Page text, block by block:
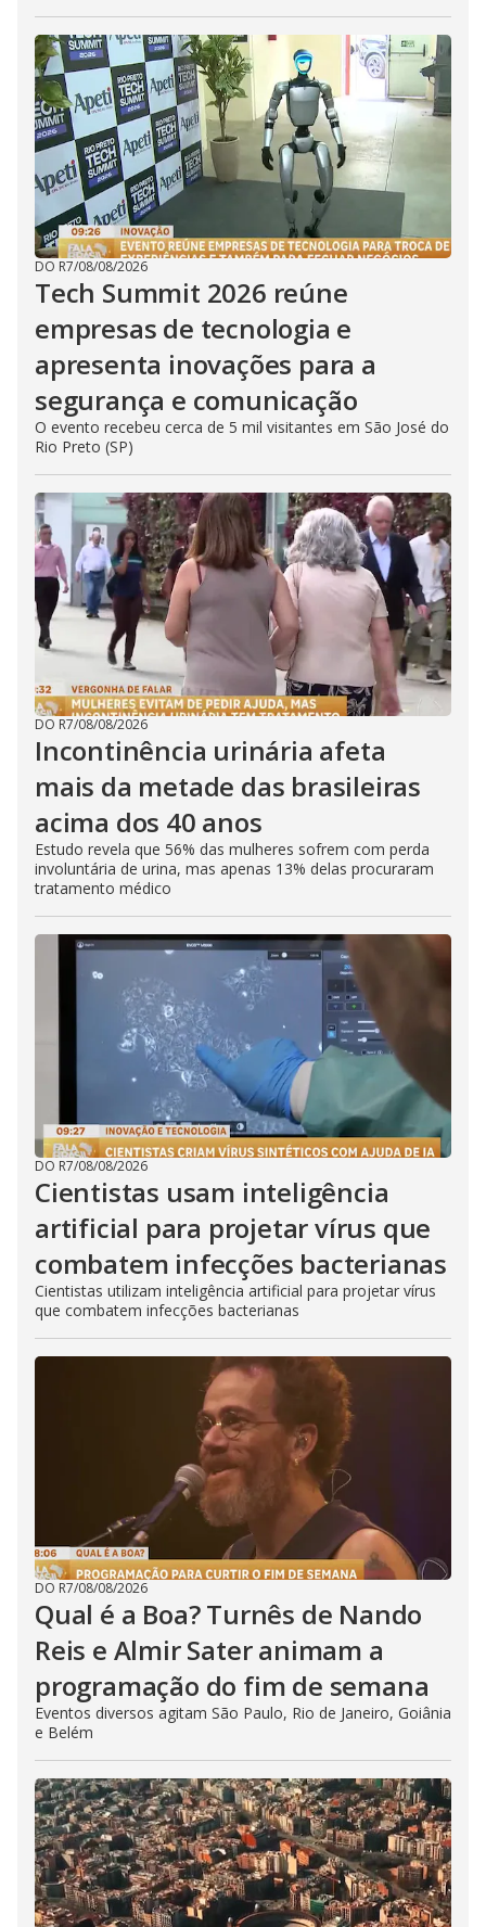
DO R7/08/08/2026
Tech Summit 2026 reúne
empresas de tecnologia e
apresenta inovações para a
segurança e comunicação
O evento recebeu cerca de 5 mil visitantes em São José do
Rio Preto (SP)
DO R7/08/08/2026
Incontinência urinária afeta
mais da metade das brasileiras
acima dos 40 anos
Estudo revela que 56% das mulheres sofrem com perda
involuntária de urina, mas apenas 13% delas procuraram
tratamento médico
DO R7/08/08/2026
Cientistas usam inteligência
artificial para projetar vírus que
combatem infecções bacterianas
Cientistas utilizam inteligência artificial para projetar vírus
que combatem infecções bacterianas
DO R7/08/08/2026
Qual é a Boa? Turnês de Nando
Reis e Almir Sater animam a
programação do fim de semana
Eventos diversos agitam São Paulo, Rio de Janeiro, Goiânia
e Belém